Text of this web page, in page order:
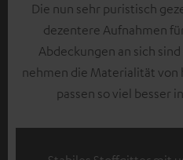
Die nun sehr puristisch
dezentere Aufnahmen
Abdeckungen an sich
nehmen die Materialität von
passen so viel besser